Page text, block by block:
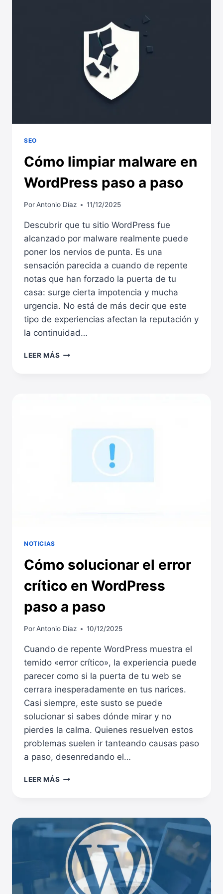
WORDPRESS
SEO
Cómo limpiar malware en
WordPress paso a paso
PorAntonio Díaz 11/12/2025
Descubrir que tu sitio WordPress fue
alcanzado por malware realmente puede
poner los nervios de punta. Es una
sensación parecida a cuando de repente
notas que han forzado la puerta de tu
casa: surge cierta impotencia y mucha
urgencia. No está de más decir que este
tipo de experiencias afectan la reputación y
la continuidad…
LEER MÁS CÓMO
NOTICIAS
Cómo solucionar el error
crítico en WordPress
paso a paso
PorAntonio Díaz 10/12/2025
Cuando de repente WordPress muestra el
temido «error crítico», la experiencia puede
parecer como si la puerta de tu web se
cerrara inesperadamente en tus narices.
Casi siempre, este susto se puede
solucionar si sabes dónde mirar y no
pierdes la calma. Quienes resuelven estos
problemas suelen ir tanteando causas paso
a paso, desenredando el…
LEER MÁS CÓMO
CRÍTICO
EN
WORDPRESS
PASO
PASO